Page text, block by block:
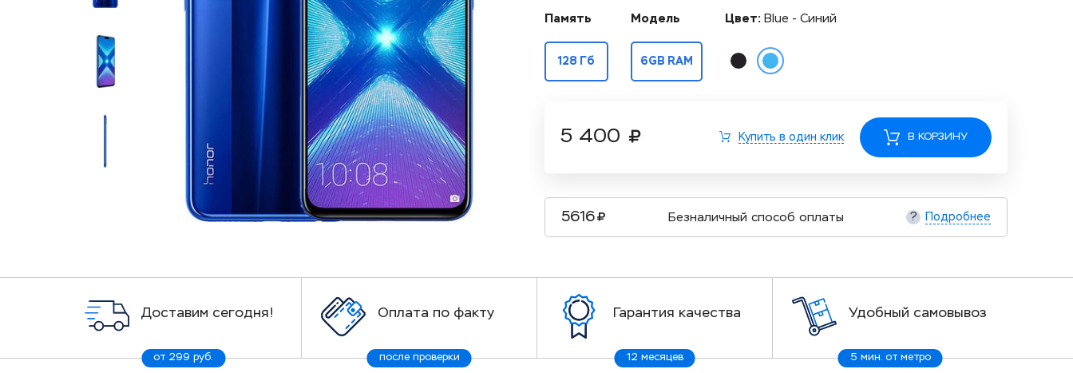
Память
128 Гб
Модель
6GB RAM
Цвет: Blue - Синий
5 400 Купить в один клик В КОРЗИНУ
5616 Безналичный способ оплаты ? Подробнее
Доставим сегодня!
от 299 руб.
Оплата по факту
после проверки
Гарантия качества
12 месяцев
Удобный самовывоз
5 мин. от метро